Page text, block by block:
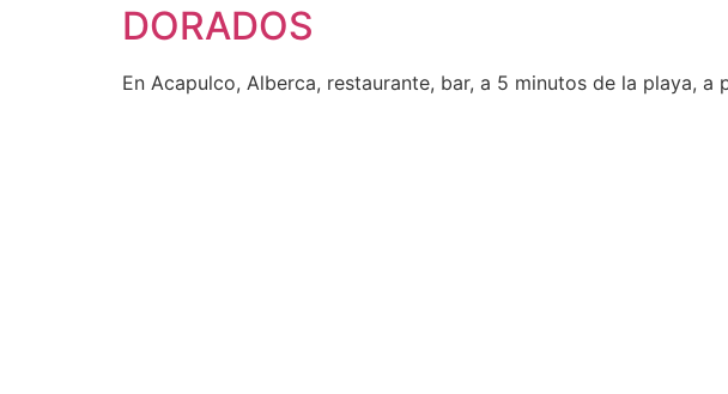
DORADOS
En Acapulco, Alberca, restaurante, bar, a 5 minutos de la playa,